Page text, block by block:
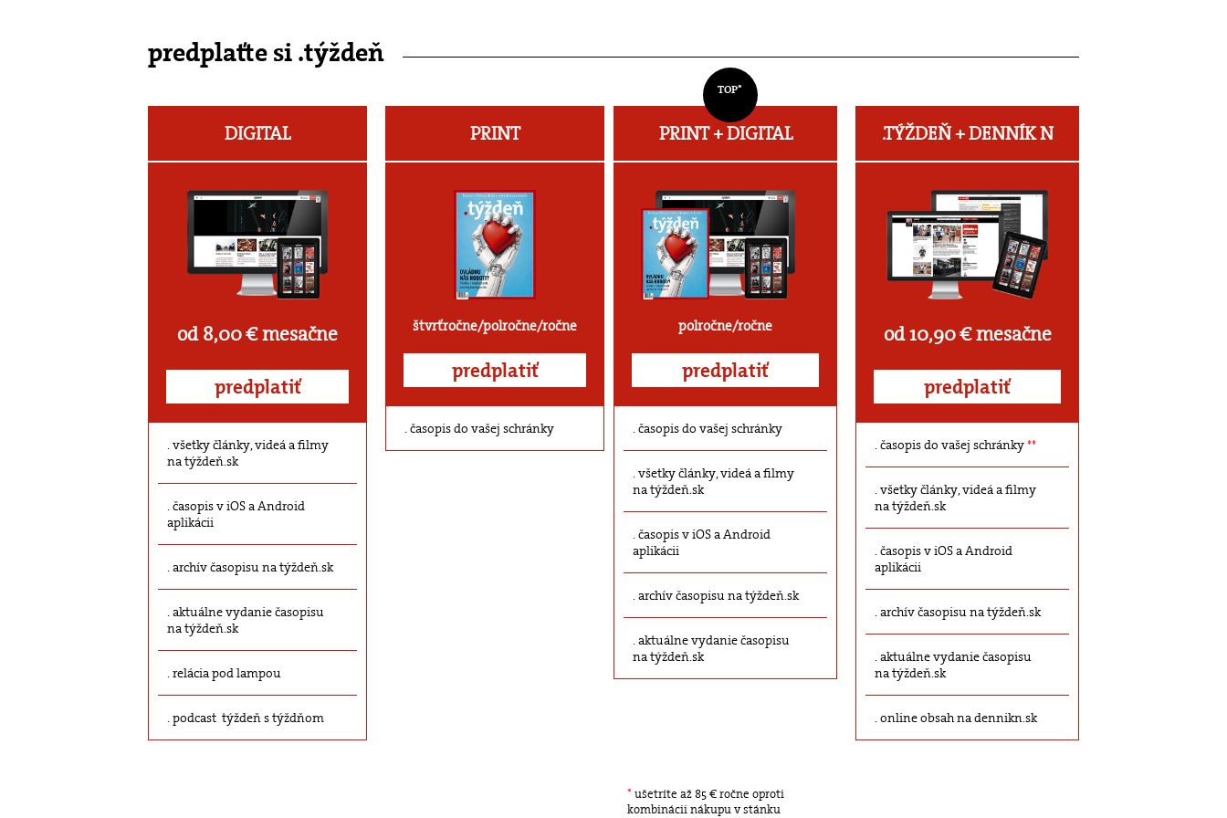
predplaťte si .týždeň
DIGITAL
od 8,00 € mesačne
predplatiť
všetky články, videá a filmy
na týždeň.sk
časopis v iOS a Android
aplikácii
archív časopisu na týždeň.sk
aktuálne vydanie časopisu
na týždeň.sk
relácia pod lampou
podcast týždeň s týždňom
PRINT
štvrťročne/polročne/ročne
predplatiť
časopis do vašej schránky
TOP*
PRINT + DIGITAL
polročne/ročne
predplatiť
časopis do vašej schránky
všetky články, videá a filmy
na týždeň.sk
časopis v iOS a Android
aplikácii
archív časopisu na týždeň.sk
aktuálne vydanie časopisu
na týždeň.sk
.TÝŽDEŇ +DENNÍK N
od 10,90 € mesačne
predplatiť
časopis do vašej schránky**
všetky články, videá a filmy
na týždeň.sk
časopis v iOS a Android
aplikácii
archív časopisu na týždeň.sk
aktuálne vydanie časopisu
na týždeň.sk
online obsah na dennikn.sk
* ušetríte až 85 € ročne oproti
kombinácii nákupu v stánku